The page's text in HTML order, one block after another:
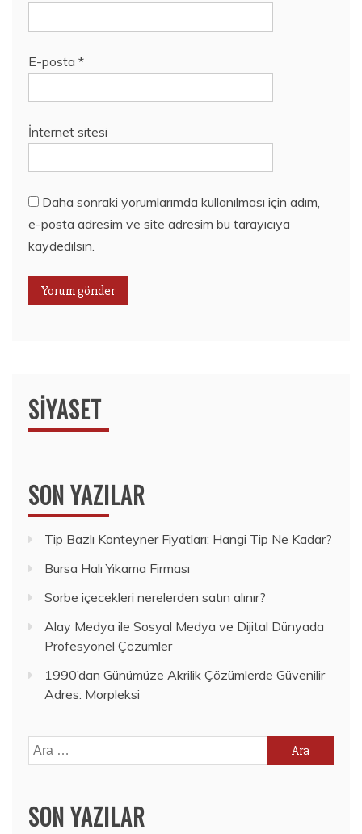
E-posta *
İnternet sitesi
Daha sonraki yorumlarımda kullanılması için adım,
e-posta adresim ve site adresim bu tarayıcıya
kaydedilsin.
SIYASET
SON YAZILAR
Tip Bazlı Konteyner Fiyatları: Hangi Tip Ne Kadar?
Bursa Halı Yıkama Firması
Sorbe içecekleri nerelerden satın alınır?
Alay Medya ile Sosyal Medya ve Dijital Dünyada
Profesyonel Çözümler
1990’dan Günümüze Akrilik Çözümlerde Güvenilir
Adres: Morpleksi
Arama:
SON YAZILAR